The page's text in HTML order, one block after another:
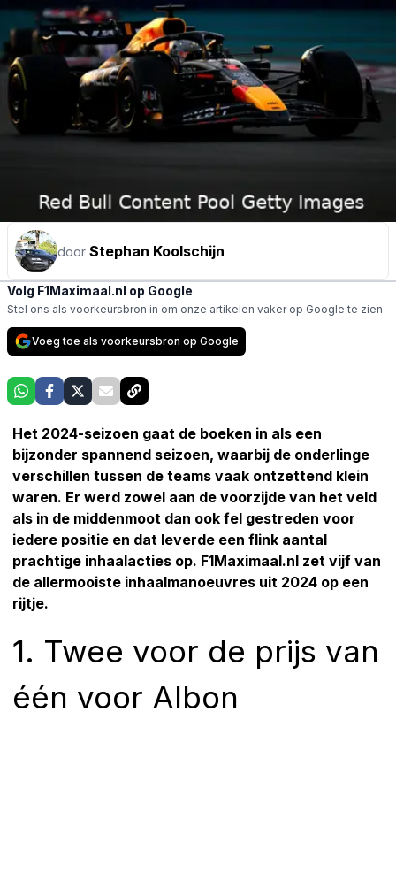
door Stephan Koolschijn
Volg F1Maximaal.nl op Google
Stel ons als voorkeursbron in om onze artikelen vaker op Google te zien
Voeg toe als voorkeursbron op Google
Het 2024-seizoen gaat de boeken in als een
bijzonder spannend seizoen, waarbij de onderlinge
verschillen tussen de teams vaak ontzettend klein
waren. Er werd zowel aan de voorzijde van het veld
als in de middenmoot dan ook fel gestreden voor
iedere positie en dat leverde een flink aantal
prachtige inhaalacties op. F1Maximaal.nl zet vijf van
de allermooiste inhaalmanoeuvres uit 2024 op een
rijtje.
1. Twee voor de prijs van
één voor Albon